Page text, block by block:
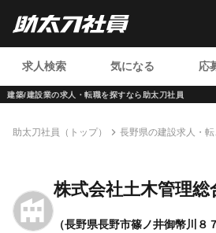
建築/建設業の求人・転職を探すなら助太刀社員
求人検索 気になる 応
助太刀社員（トップ）
長野県の建設求人・転
株式会社土木管理総
（長野県長野市篠ノ井御幣川８